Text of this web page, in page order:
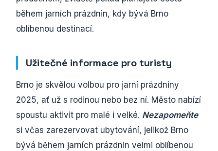
během jarních prázdnin, kdy bývá Brno
oblíbenou destinací.
Užitečné informace pro turisty
Brno je skvělou volbou pro jarní prázdniny
2025, ať už s rodinou nebo bez ní. Město nabízí
spoustu aktivit pro malé i velké. Nezapomeňte
si včas zarezervovat ubytování, jelikož Brno
bývá během jarních prázdnin velmi oblíbenou